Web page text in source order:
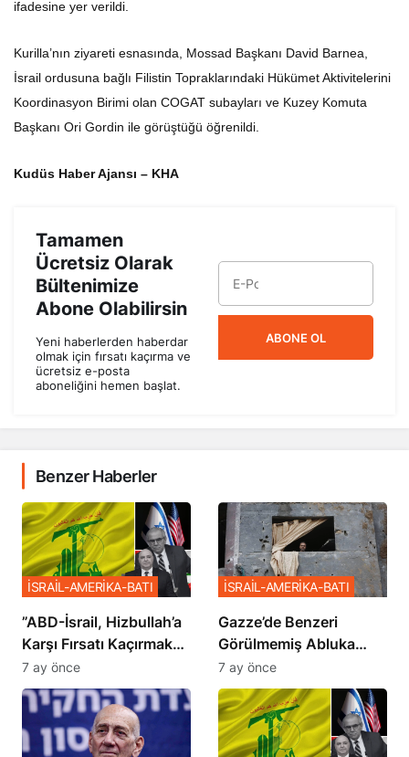
Kurilla’nın ziyareti esnasında, Mossad Başkanı David Barnea,
İsrail ordusuna bağlı Filistin Topraklarındaki Hükümet Aktivitelerini
Koordinasyon Birimi olan COGAT subayları ve Kuzey Komuta
Başkanı Ori Gordin ile görüştüğü öğrenildi.
Kudüs Haber Ajansı – KHA
Tamamen
Ücretsiz Olarak
Bültenimize
Abone Olabilirsin
Yeni haberlerden haberdar
olmak için fırsatı kaçırma ve
ücretsiz e-posta
aboneliğini hemen başlat.
ABONE OL
Benzer Haberler
​​​​​​​”ABD-İsrail, Hizbullah’a
Karşı Fırsatı Kaçırmak
İstemiyor”
İSRAİL-AMERİKA-BATI
7 ay önce
​​​​​​​Gazze’de Benzeri
Görülmemiş Abluka
Planı
İSRAİL-AMERİKA-BATI
7 ay önce